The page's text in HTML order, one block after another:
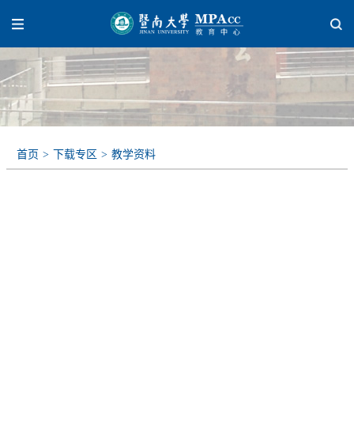
首页 > 下载专区 > 教学资料